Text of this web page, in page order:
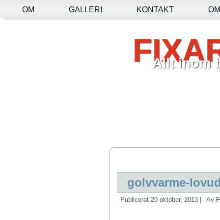
OM GALLERI KONTAKT
Allt inom
golvvarme-
Publicerat 20 oktober, 2013 Av